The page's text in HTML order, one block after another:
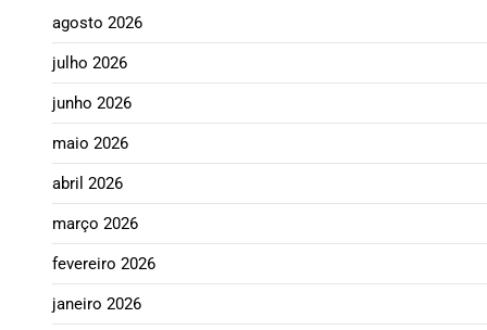
agosto 2026
julho 2026
junho 2026
maio 2026
abril 2026
março 2026
fevereiro 2026
janeiro 2026